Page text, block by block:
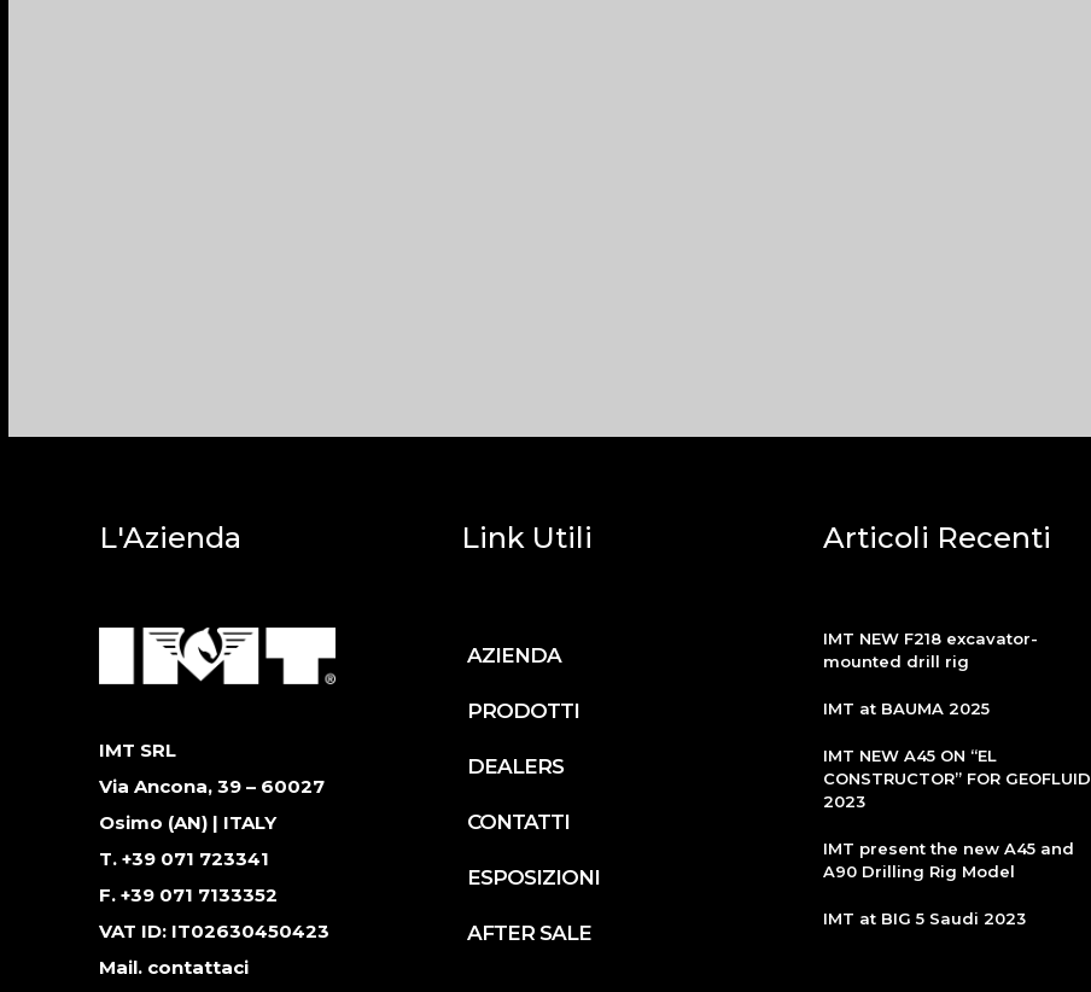
L'Azienda
IMT SRL
Via Ancona, 39 – 60027
Osimo (AN) | ITALY
T. +39 071 723341
F. +39 071 7133352
VAT ID: IT02630450423
Mail. contattaci
Link Utili
AZIENDA
PRODOTTI
DEALERS
CONTATTI
ESPOSIZIONI
AFTER SALE
Articoli Recenti
IMT NEW F218 excavator-
mounted drill rig
IMT at BAUMA 2025
IMT NEW A45 ON “EL
CONSTRUCTOR” FOR GEOFLUID
2023
IMT present the new A45 and
A90 Drilling Rig Model
IMT at BIG 5 Saudi 2023